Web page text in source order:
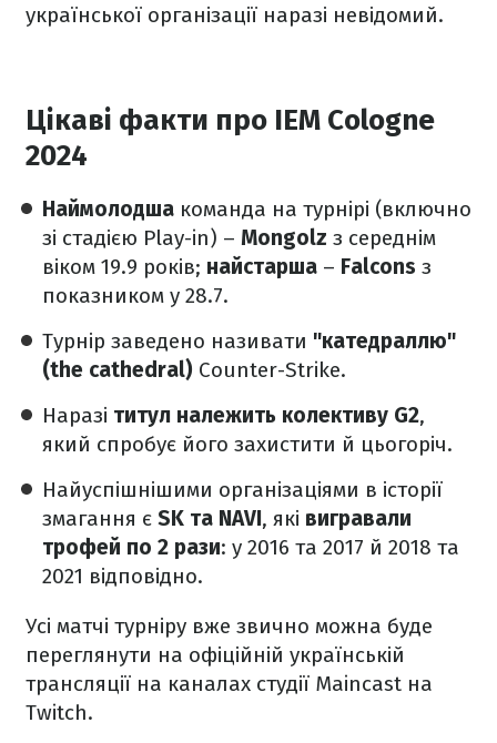
української організації наразі невідомий.
Цікаві факти про IEM Cologne
2024
Наймолодша команда на турнірі (включно
зі стадією Play-in) – Mongolz з середнім
віком 19.9 років; найстарша – Falcons з
показником у 28.7.
Турнір заведено називати "катедраллю"
(the cathedral) Counter-Strike.
Наразі титул належить колективу G2,
який спробує його захистити й цьогоріч.
Найуспішнішими організаціями в історії
змагання є SK та NAVI, які вигравали
трофей по 2 рази: у 2016 та 2017 й 2018 та
2021 відповідно.
Усі матчі турніру вже звично можна буде
переглянути на офіційній українській
трансляції на каналах студії Maincast на
Twitch.